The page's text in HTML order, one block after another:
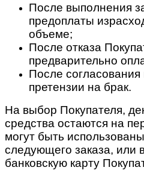
После выполнения
предоплаты
объеме;
После отказа
предварительно
После согласования
претензии на брак.
На выбор Покупателя,
средства остаются на
могут быть
следующего заказа, или
банковскую карту